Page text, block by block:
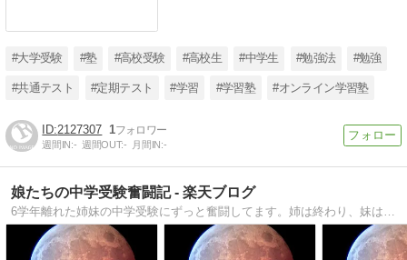
#大学受験 #塾 #高校受験 #高校生 #中学生 #勉強法 #勉強
#共通テスト #定期テスト #学習 #学習塾 #オンライン学習塾
2127307 1
週間IN:- 週間OUT:- 月間IN:-
娘たちの中学受験奮闘記 - 楽天ブログ